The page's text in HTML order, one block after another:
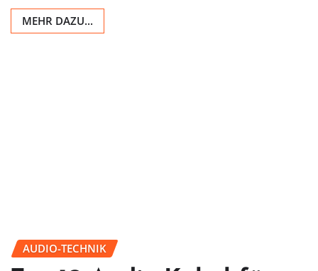
MEHR DAZU...
AUDIO-TECHNIK